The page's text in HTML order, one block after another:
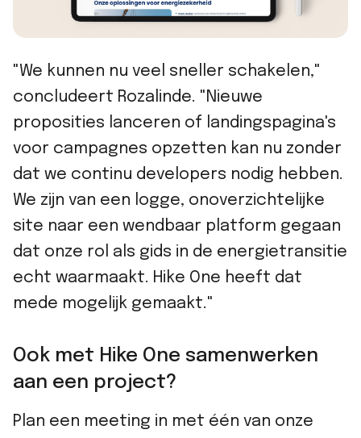
"We kunnen nu veel sneller schakelen,"
concludeert Rozalinde. "Nieuwe
proposities lanceren of landingspagina's
voor campagnes opzetten kan nu zonder
dat we continu developers nodig hebben.
We zijn van een logge, onoverzichtelijke
site naar een wendbaar platform gegaan
dat onze rol als gids in de energietransitie
echt waarmaakt. Hike One heeft dat
mede mogelijk gemaakt."
Ook met Hike One samenwerken
aan een project?
Plan een meeting in met één van onze